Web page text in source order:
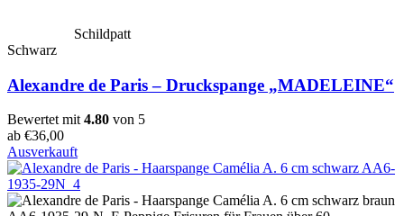
Schildpatt
Schwarz
Alexandre de Paris – Druckspange „MADELEINE“
Bewertet mit4.80 von 5
ab €36,00
Ausverkauft